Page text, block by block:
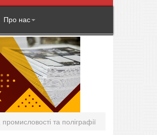
Про нас
та поліграфії